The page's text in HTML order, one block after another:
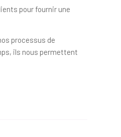
pour fournir une
processus de
ils nous permettent